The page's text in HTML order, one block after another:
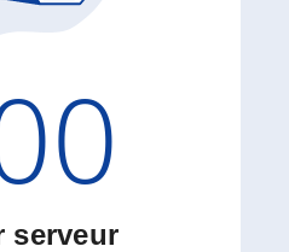
serveur